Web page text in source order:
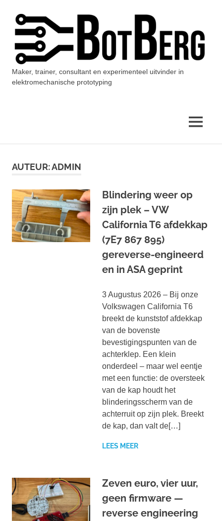
inhoud
BotBerg
Maker, trainer, consultant en experimenteel uitvinder in
elektromechanische prototyping
MENU
AUTEUR:ADMIN
Blindering weer op
zijn plek – VW
California T6 afdekkap
(7E7 867 895)
gereverse-engineerd
en in ASA geprint
3 Augustus 2026 – Bij onze
Volkswagen California T6
breekt de kunststof afdekkap
van de bovenste
bevestigingspunten van de
achterklep. Een klein
onderdeel – maar wel eentje
met een functie: de oversteek
van de kap houdt het
blinderingsscherm van de
achterruit op zijn plek. Breekt
de kap, dan valt de[…]
LEES MEER
Zeven euro, vier uur,
geen firmware —
reverse engineering